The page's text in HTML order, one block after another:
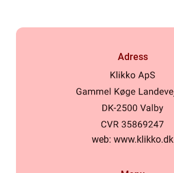
Adress
web: www.klikko.dk